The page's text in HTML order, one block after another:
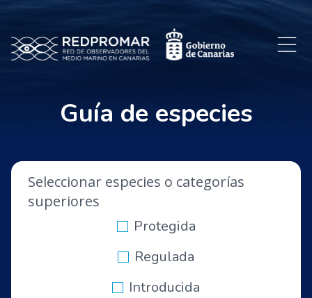
Guía de especies
Seleccionar especies o categorías
superiores
Protegida
Regulada
Introducida